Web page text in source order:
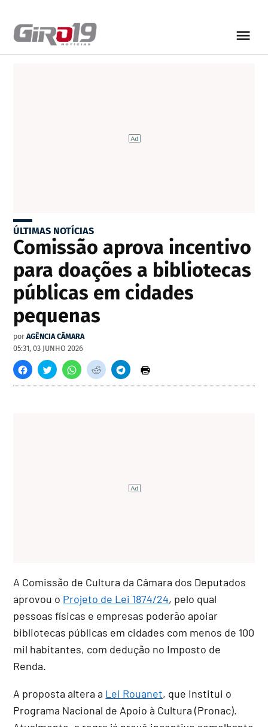
ÚLTIMAS NOTÍCIAS
Comissão aprova incentivo
para doações a bibliotecas
públicas em cidades
pequenas
por AGÊNCIA CÂMARA
05:31, 03 JUNHO 2026
A Comissão de Cultura da Câmara dos Deputados
aprovou o Projeto de Lei 1874/24, pelo qual
pessoas físicas e empresas poderão apoiar
bibliotecas públicas em cidades com menos de 100
mil habitantes, com dedução no Imposto de
Renda.
A proposta altera a Lei Rouanet, que institui o
Programa Nacional de Apoio à Cultura (Pronac).